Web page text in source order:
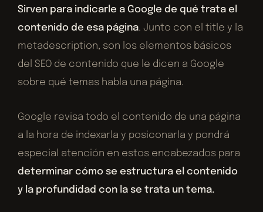
Sirven para indicarle a Google de qué trata el
contenido de esa página. Junto con el title y la
metadescription, son los elementos básicos
del SEO de contenido que le dicen a Google
sobre qué temas habla una página.
Google revisa todo el contenido de una página
a la hora de indexarla y posiconarla y pondrá
especial atención en estos encabezados para
determinar cómo se estructura el contenido
y la profundidad con la se trata un tema.